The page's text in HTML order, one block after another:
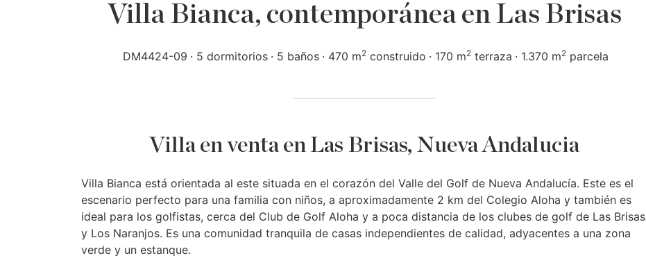
Villa Bianca, contemporánea en Las Brisas
DM4424-09 5 dormitorios 5 baños 470 m2 construido 170 m2 terraza 1.370 m2 parcela
Villa en venta en Las Brisas, Nueva Andalucia
Villa Bianca está orientada al este situada en el corazón del Valle del Golf de Nueva Andalucía. Este es el
escenario perfecto para una familia con niños, a aproximadamente 2 km del Colegio Aloha y también es
ideal para los golfistas, cerca del Club de Golf Aloha y a poca distancia de los clubes de golf de Las Brisas
y Los Naranjos. Es una comunidad tranquila de casas independientes de calidad, adyacentes a una zona
verde y un estanque.